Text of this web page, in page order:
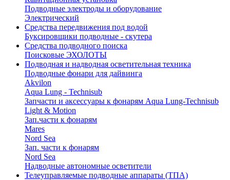
Подводные электроды и оборудование
Электрический
Средства передвижения под водой
Буксировщики подводные - скутера
Средства подводного поиска
Поисковые ЭХОЛОТЫ
Подводная и надводная осветительная техника
Подводные фонари для дайвинга
Akvilon
Aqua Lung - Technisub
Запчасти и аксессуары к фонарям Aqua Lung-Technisub
Light & Motion
Зап.части к фонарям
Mares
Nord Sea
Зап. части к фонарям
Nord Sea
Надводные автономные осветители
Телеуправляемые подводные аппараты (ТПА)